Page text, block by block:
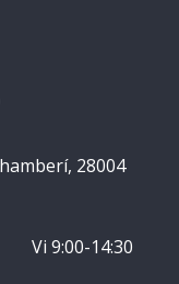
28004
Vi 9:00-14:30